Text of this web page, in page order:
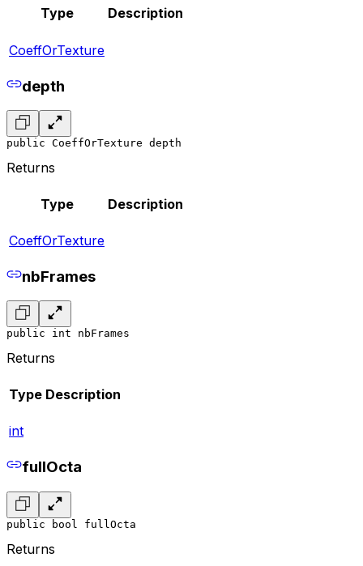
Type Description
CoeffOrTexture
depth
public CoeffOrTexture depth
Returns
Type Description
CoeffOrTexture
nbFrames
public int nbFrames
Returns
Type Description
int
fullOcta
public bool fullOcta
Returns